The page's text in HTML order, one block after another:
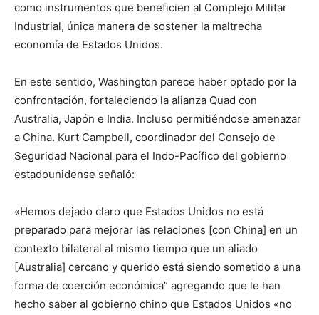
como instrumentos que beneficien al Complejo Militar
Industrial, única manera de sostener la maltrecha
economía de Estados Unidos.
En este sentido, Washington parece haber optado por la
confrontación, fortaleciendo la alianza Quad con
Australia, Japón e India. Incluso permitiéndose amenazar
a China. Kurt Campbell, coordinador del Consejo de
Seguridad Nacional para el Indo-Pacífico del gobierno
estadounidense señaló:
«Hemos dejado claro que Estados Unidos no está
preparado para mejorar las relaciones [con China] en un
contexto bilateral al mismo tiempo que un aliado
[Australia] cercano y querido está siendo sometido a una
forma de coerción económica” agregando que le han
hecho saber al gobierno chino que Estados Unidos «no